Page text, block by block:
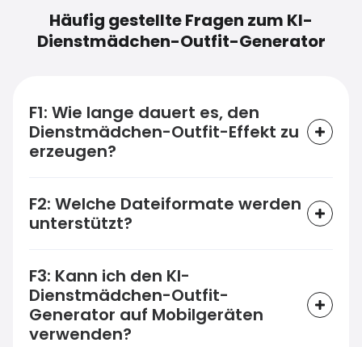
Häufig gestellte Fragen zum KI-
Dienstmädchen-Outfit-Generator
F1: Wie lange dauert es, den
Dienstmädchen-Outfit-Effekt zu
erzeugen?
F2: Welche Dateiformate werden
unterstützt?
F3: Kann ich den KI-
Dienstmädchen-Outfit-
Generator auf Mobilgeräten
verwenden?